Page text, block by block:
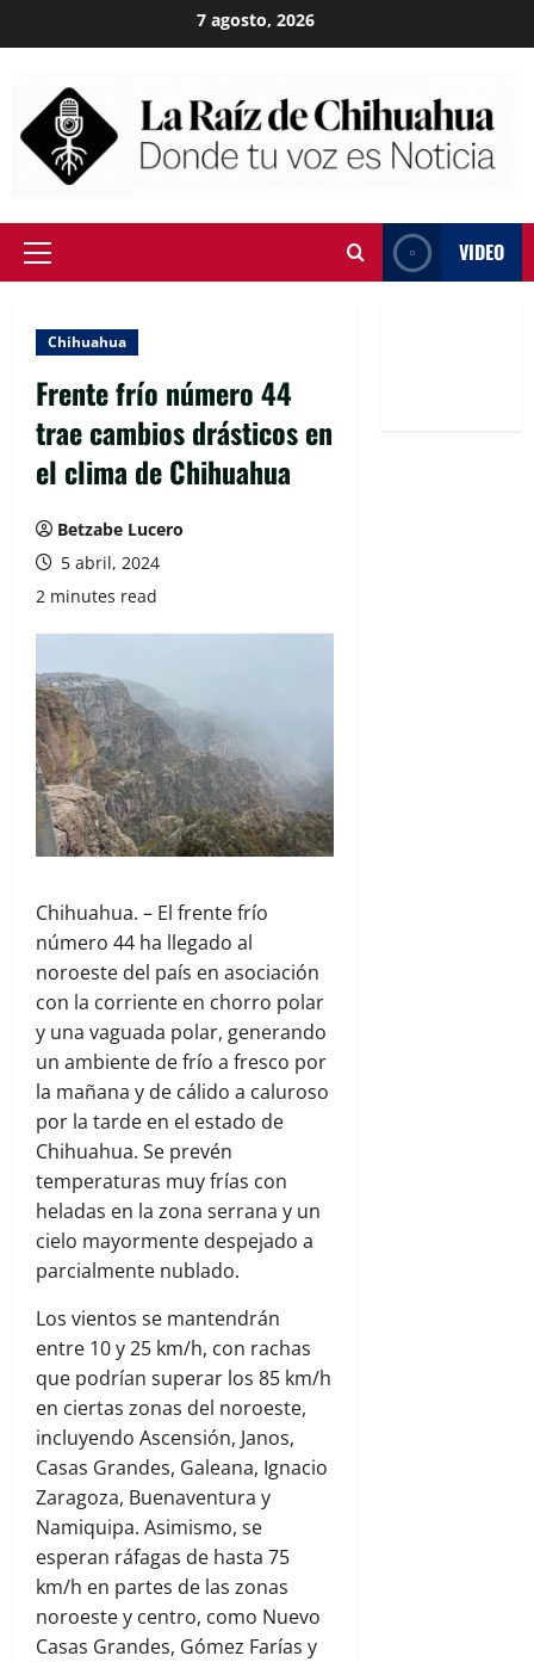
to
7 agosto, 2026
Primary
VIDEO
Chihuahua
Frente frío número 44
trae cambios drásticos en
el clima de Chihuahua
Betzabe Lucero
5 abril, 2024
2 minutes read
Chihuahua. – El frente frío
número 44 ha llegado al
noroeste del país en asociación
con la corriente en chorro polar
y una vaguada polar, generando
un ambiente de frío a fresco por
la mañana y de cálido a caluroso
por la tarde en el estado de
Chihuahua. Se prevén
temperaturas muy frías con
heladas en la zona serrana y un
cielo mayormente despejado a
parcialmente nublado.
Los vientos se mantendrán
entre 10 y 25 km/h, con rachas
que podrían superar los 85 km/h
en ciertas zonas del noroeste,
incluyendo Ascensión, Janos,
Casas Grandes, Galeana, Ignacio
Zaragoza, Buenaventura y
Namiquipa. Asimismo, se
esperan ráfagas de hasta 75
km/h en partes de las zonas
noroeste y centro, como Nuevo
Casas Grandes, Gómez Farías y